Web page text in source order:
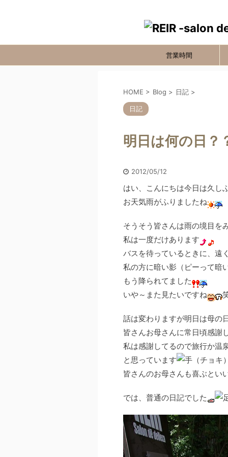
営業時間
HOME > Blog > 日記 >
日記
明日は何の日？
2012/05/12
はい、こんにちは今日は久し
お天気雨がふりましたね
そうそう皆さんは雨の境目を
私は一度だけあります
バスを待っているときに、遠
私の方に暗い影（ピーって暗
もう降られてました
いや～また見たいですね
話は変わりますが明日は母の
皆さんお母さんに常日頃感謝
私は感謝してるので旅行か温
と思っています
皆さんのお母さんも喜ぶとい
では、普通の日記でした